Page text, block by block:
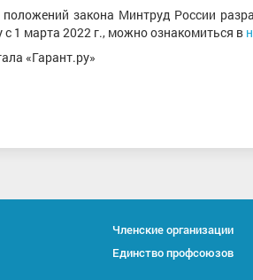
положений закона Минтруд России
1 марта 2022 г., можно ознакомиться в
«Гарант.ру»
Членские организации
Единство профсоюзов